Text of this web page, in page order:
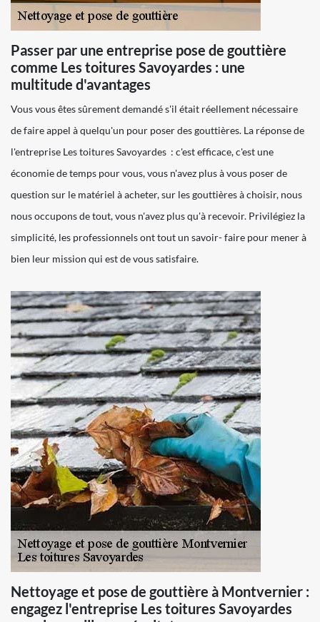
Passer par une entreprise pose de gouttière
comme Les toitures Savoyardes : une
multitude d'avantages
Vous vous êtes sûrement demandé s'il était réellement nécessaire
de faire appel à quelqu'un pour poser des gouttières. La réponse de
l'entreprise Les toitures Savoyardes : c'est efficace, c'est une
économie de temps pour vous, vous n'avez plus à vous poser de
question sur le matériel à acheter, sur les gouttières à choisir, nous
nous occupons de tout, vous n'avez plus qu'à recevoir. Privilégiez la
simplicité, les professionnels ont tout un savoir- faire pour mener à
bien leur mission qui est de vous satisfaire.
Nettoyage et pose de gouttière à Montvernier :
engagez l'entreprise Les toitures Savoyardes